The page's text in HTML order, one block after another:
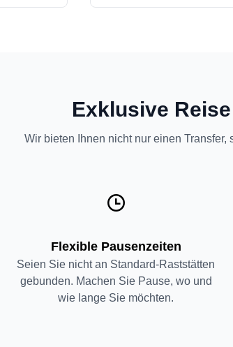
Exklusive
Wir bieten Ihnen nicht nur einen
Flexible Pausenzeiten
Seien Sie nicht an Standard-Raststätten
gebunden. Machen Sie Pause, wo und
wie lange Sie möchten.